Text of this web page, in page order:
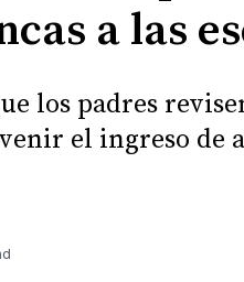
a las
los padres
el ingreso de